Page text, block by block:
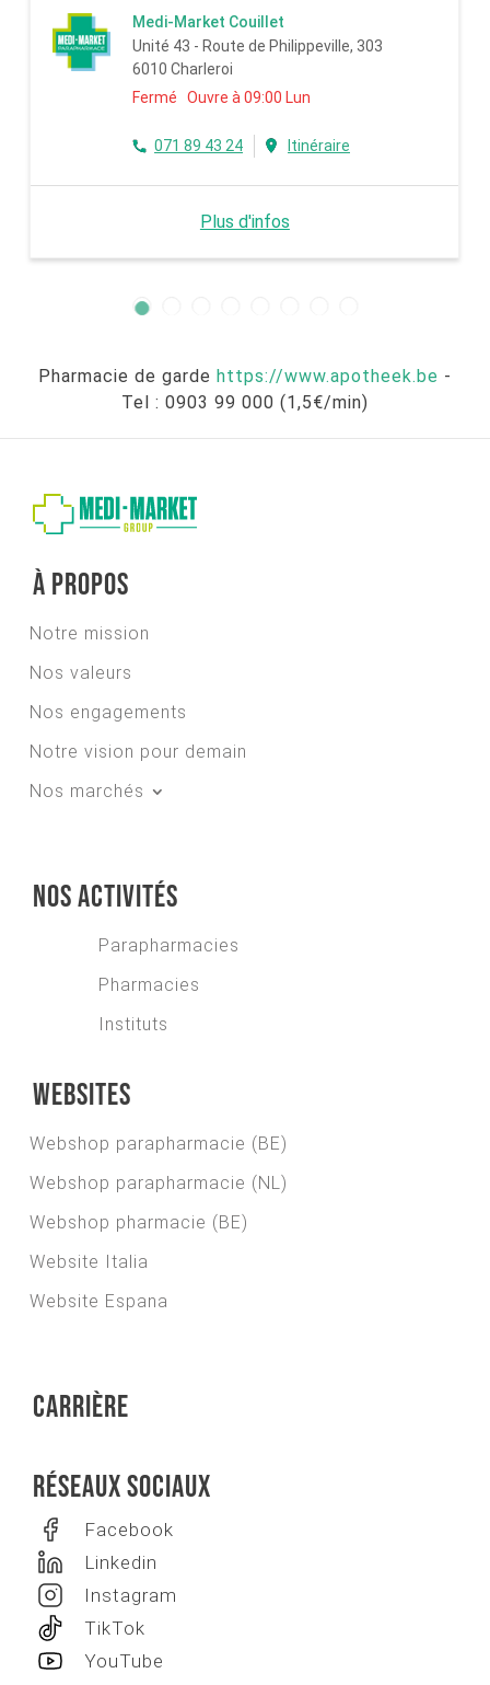
Medi-Market Couillet
Unité 43 - Route de Philippeville, 303
6010 Charleroi
Fermé Ouvre à 09:00 Lun
071 89 43 24 Itinéraire
Plus d'infos
Pharmacie de garde https://www.apotheek.be -
Tel : 0903 99 000 (1,5€/min)
À propos
Notre mission
Nos valeurs
Nos engagements
Notre vision pour demain
Nos marchés
Nos activités
Parapharmacies
Pharmacies
Instituts
Websites
Webshop parapharmacie (BE)
Webshop parapharmacie (NL)
Webshop pharmacie (BE)
Website Italia
Website Espana
Carrière
Réseaux sociaux
Facebook
Linkedin
Instagram
TikTok
YouTube